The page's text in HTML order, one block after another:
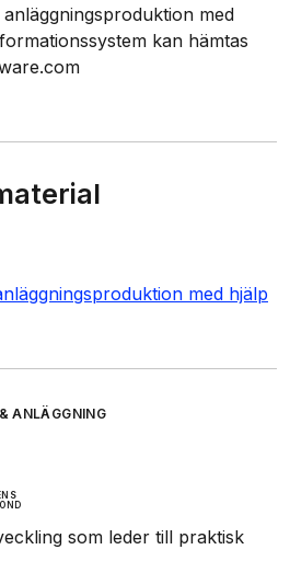
med
kan hämtas
med hjälp
ANLÄGGNING
som leder till praktisk